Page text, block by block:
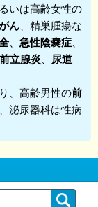
るいは高齢女性の
ん 、精巣腫瘍な
、 急性陰嚢症
前立腺炎
尿道
、高齢男性の前
泌尿器科は性病